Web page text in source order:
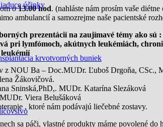
účinky
krvotvorných buniek
o13.00 hod. (nahláste nám prosím vaše
ambulancií a samozrejme naše pacientské
prezentácií na zaujímavé témy ako sú :
pri lymfómoch, akútnych leukémiách,
z NOU Ba – Doc.MUDr. Ľuboš Drgoňa,
Žákovičová.
Sninská,PhD,. MUDr. Katarína Slezáková
Viera Belušáková
, ktoré nám podávajú liečebné zostavy.
sa páči, vlastné produkty máme povolené do